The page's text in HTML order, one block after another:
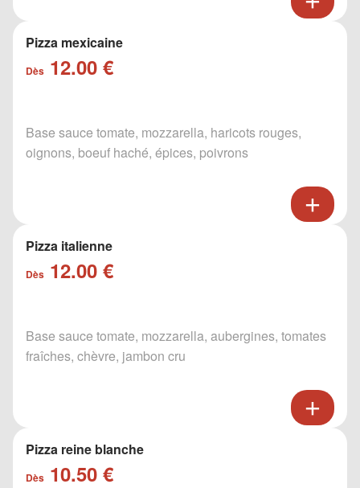
Pizza mexicaine
Dès 12.00 €
Base sauce tomate, mozzarella, haricots rouges,
oignons, boeuf haché, épices, poivrons
Pizza italienne
Dès 12.00 €
Base sauce tomate, mozzarella, aubergines, tomates
fraîches, chèvre, jambon cru
Pizza reine blanche
Dès 10.50 €